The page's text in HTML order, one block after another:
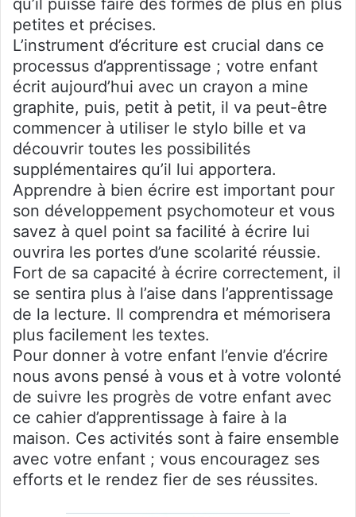
petites et précises.
L’instrument d’écriture est crucial dans ce
processus d’apprentissage ; votre enfant
écrit aujourd’hui avec un crayon a mine
graphite, puis, petit à petit, il va peut-être
commencer à utiliser le stylo bille et va
découvrir toutes les possibilités
supplémentaires qu’il lui apportera.
Apprendre à bien écrire est important pour
son développement psychomoteur et vous
savez à quel point sa facilité à écrire lui
ouvrira les portes d’une scolarité réussie.
Fort de sa capacité à écrire correctement, il
se sentira plus à l’aise dans l’apprentissage
de la lecture. Il comprendra et mémorisera
plus facilement les textes.
Pour donner à votre enfant l’envie d’écrire
nous avons pensé à vous et à votre volonté
de suivre les progrès de votre enfant avec
ce cahier d’apprentissage à faire à la
maison. Ces activités sont à faire ensemble
avec votre enfant ; vous encouragez ses
efforts et le rendez fier de ses réussites.